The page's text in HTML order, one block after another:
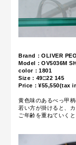
Brand：OLIVER
Model：OV5036M
color：1801
Size：49□22 145
Price：¥55,550(tax
黄色味のあるべっ甲
若い方が掛けると、
ご年齢を重ねていく